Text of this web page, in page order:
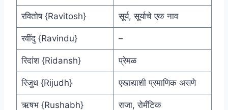
रवितोष {Ravitosh} सूर्य, सूर्याचे एक नाव
रवींदु {Ravindu} –
रिदांश {Ridansh} प्रेमळ
रिजुध {Rijudh} एखाद्याशी प्रमाणिक असणे
ऋषभ {Rushabh} राजा, रोमँटिक